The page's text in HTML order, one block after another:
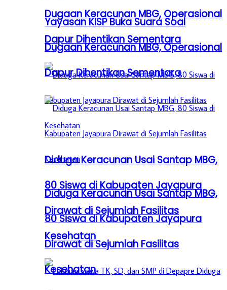
Dugaan Keracunan MBG, Operasional
Dapur Dihentikan Sementara
Diduga Keracunan Usai Santap MBG,
80 Siswa di Kabupaten Jayapura
Dirawat di Sejumlah Fasilitas
Kesehatan
Yayasan KISP Buka Suara Soal
Dugaan Keracunan MBG, Operasional
Dapur Dihentikan Sementara
Diduga Keracunan Usai Santap MBG,
80 Siswa di Kabupaten Jayapura
Dirawat di Sejumlah Fasilitas
Kesehatan